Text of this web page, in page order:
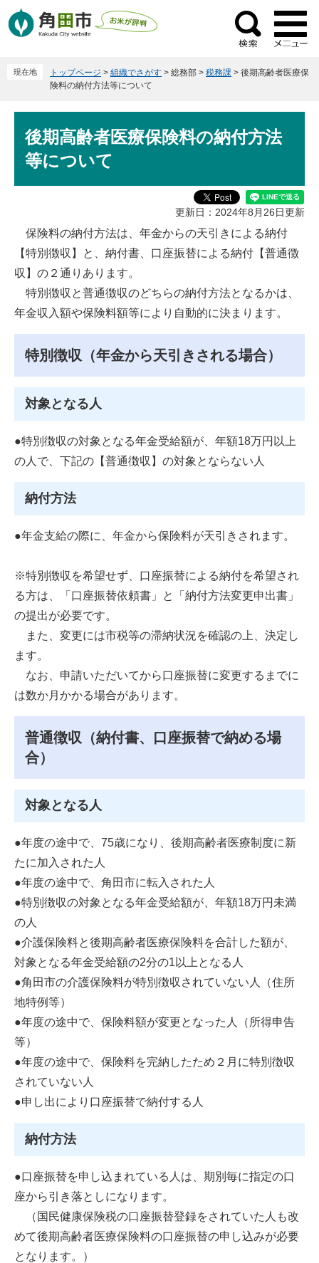
ー
ニ
検
索
現在地 トップページ > 組織でさがす > 総務部 > 税務課 > 後期高齢者医療保
険料の納付方法等について
文後期高齢者医療保険料の納付方法
等について
更新日：2024年8月26日更新
保険料の納付方法は、年金からの天引きによる納付
【特別徴収】と、納付書、口座振替による納付【普通徴
収】の２通りあります。
特別徴収と普通徴収のどちらの納付方法となるかは、
年金収入額や保険料額等により自動的に決まります。
特別徴収（年金から天引きされる場合）
対象となる人
●特別徴収の対象となる年金受給額が、年額18万円以上
の人で、下記の【普通徴収】の対象とならない人
納付方法
●年金支給の際に、年金から保険料が天引きされます。
※特別徴収を希望せず、口座振替による納付を希望され
る方は、「口座振替依頼書」と「納付方法変更申出書」
の提出が必要です。
また、変更には市税等の滞納状況を確認の上、決定し
ます。
なお、申請いただいてから口座振替に変更するまでに
は数か月かかる場合があります。
普通徴収（納付書、口座振替で納める場
合）
対象となる人
●年度の途中で、75歳になり、後期高齢者医療制度に新
たに加入された人
●年度の途中で、角田市に転入された人
●特別徴収の対象となる年金受給額が、年額18万円未満
の人
●介護保険料と後期高齢者医療保険料を合計した額が、
対象となる年金受給額の2分の1以上となる人
●角田市の介護保険料が特別徴収されていない人（住所
地特例等）
●年度の途中で、保険料額が変更となった人（所得申告
等）
●年度の途中で、保険料を完納したため２月に特別徴収
されていない人
●申し出により口座振替で納付する人
納付方法
●口座振替を申し込まれている人は、期別毎に指定の口
座から引き落としになります。
（国民健康保険税の口座振替登録をされていた人も改
めて後期高齢者医療保険料の口座振替の申し込みが必要
となります。）